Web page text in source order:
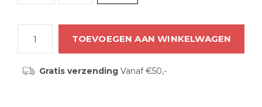
TOEVOEGEN AAN WINKELWAGEN
Gratis verzendingVanaf €50,-